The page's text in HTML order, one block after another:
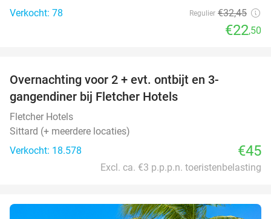
Verkocht: 78
Regulier €32,45
€22,50
Overnachting voor 2 + evt. ontbijt en 3-
gangendiner bij Fletcher Hotels
Fletcher Hotels
Sittard (+ meerdere locaties)
Verkocht: 18.578
€45
Excl. ca. €3 p.p.p.n. toeristenbelasting